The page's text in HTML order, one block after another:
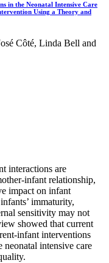
in the Neonatal Intensive Care
Using a Theory and
Côté, Linda Bell and
interactions are
infant relationship,
impact on infant
immaturity,
sensitivity may not
showed that current
infant interventions
intensive care